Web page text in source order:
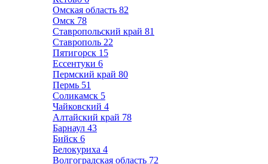
Омская область 82
Омск 78
Ставропольский край 81
Ставрополь 22
Пятигорск 15
Ессентуки 6
Пермский край 80
Пермь 51
Соликамск 5
Чайковский 4
Алтайский край 78
Барнаул 43
Бийск 6
Белокуриха 4
Волгоградская область 72